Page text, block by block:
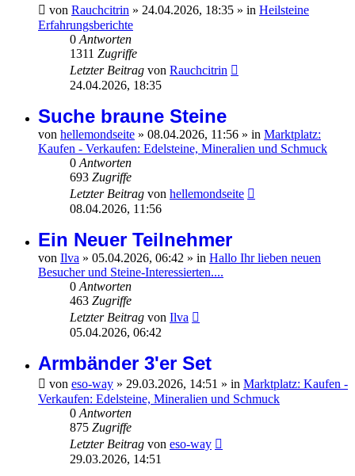
von Rauchcitrin » 24.04.2026, 18:35 » in Heilsteine
Erfahrungsberichte
0 Antworten
1311 Zugriffe
Letzter Beitrag von Rauchcitrin
24.04.2026, 18:35
Suche braune Steine
von hellemondseite » 08.04.2026, 11:56 » in Marktplatz:
Kaufen - Verkaufen: Edelsteine, Mineralien und Schmuck
0 Antworten
693 Zugriffe
Letzter Beitrag von hellemondseite
08.04.2026, 11:56
Ein Neuer Teilnehmer
von Ilva » 05.04.2026, 06:42 » in Hallo Ihr lieben neuen
Besucher und Steine-Interessierten....
0 Antworten
463 Zugriffe
Letzter Beitrag von Ilva
05.04.2026, 06:42
Armbänder 3'er Set
von eso-way » 29.03.2026, 14:51 » in Marktplatz: Kaufen -
Verkaufen: Edelsteine, Mineralien und Schmuck
0 Antworten
875 Zugriffe
Letzter Beitrag von eso-way
29.03.2026, 14:51